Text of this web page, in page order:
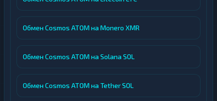
Обмен Cosmos ATOM на Monero XMR
Обмен Cosmos ATOM на Solana SOL
Обмен Cosmos ATOM на Tether SOL